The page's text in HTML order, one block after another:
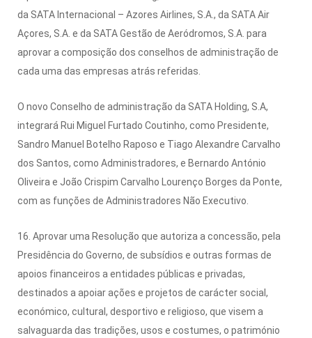
da SATA Internacional – Azores Airlines, S.A., da SATA Air
Açores, S.A. e da SATA Gestão de Aeródromos, S.A. para
aprovar a composição dos conselhos de administração de
cada uma das empresas atrás referidas.
O novo Conselho de administração da SATA Holding, S.A,
integrará Rui Miguel Furtado Coutinho, como Presidente,
Sandro Manuel Botelho Raposo e Tiago Alexandre Carvalho
dos Santos, como Administradores, e Bernardo António
Oliveira e João Crispim Carvalho Lourenço Borges da Ponte,
com as funções de Administradores Não Executivo.
16. Aprovar uma Resolução que autoriza a concessão, pela
Presidência do Governo, de subsídios e outras formas de
apoios financeiros a entidades públicas e privadas,
destinados a apoiar ações e projetos de carácter social,
económico, cultural, desportivo e religioso, que visem a
salvaguarda das tradições, usos e costumes, o património